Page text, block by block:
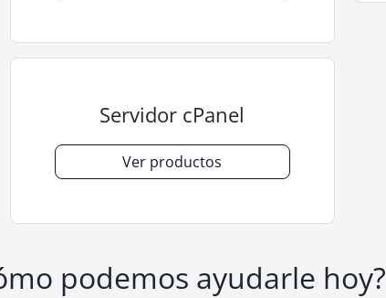
Servidor cPanel
Ver productos
podemos ayudarle hoy?